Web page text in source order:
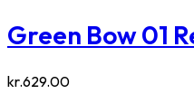
Green Bow 01
kr.629.00